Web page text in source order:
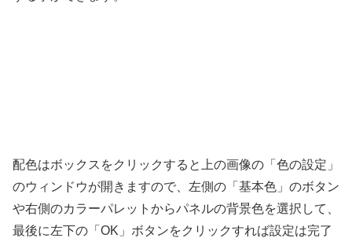
配色はボックスをクリックすると上の画像の「色の設定」
のウィンドウが開きますので、左側の「基本色」のボタン
や右側のカラーパレットからパネルの背景色を選択して、
最後に左下の「OK」ボタンをクリックすれば設定は完了